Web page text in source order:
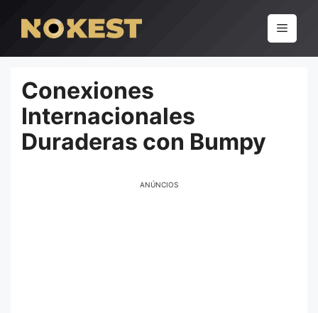
conteúdo
Menu
Conexiones
Internacionales
Duraderas con Bumpy
ANÚNCIOS